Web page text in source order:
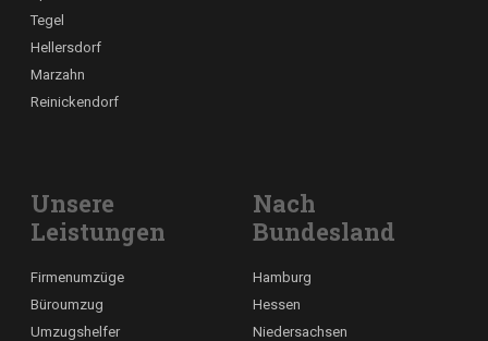
Tegel
Hellersdorf
Marzahn
Reinickendorf
Unsere
Leistungen
Firmenumzüge
Büroumzug
Umzugshelfer
Nach
Bundesland
Hamburg
Hessen
Niedersachsen